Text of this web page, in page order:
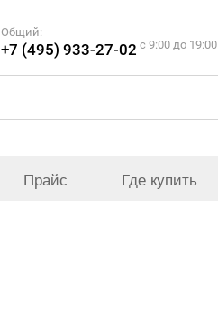
Общий:
+7 (495) 933-27-02 c 9:00 до 19:00
Прайс Где купить